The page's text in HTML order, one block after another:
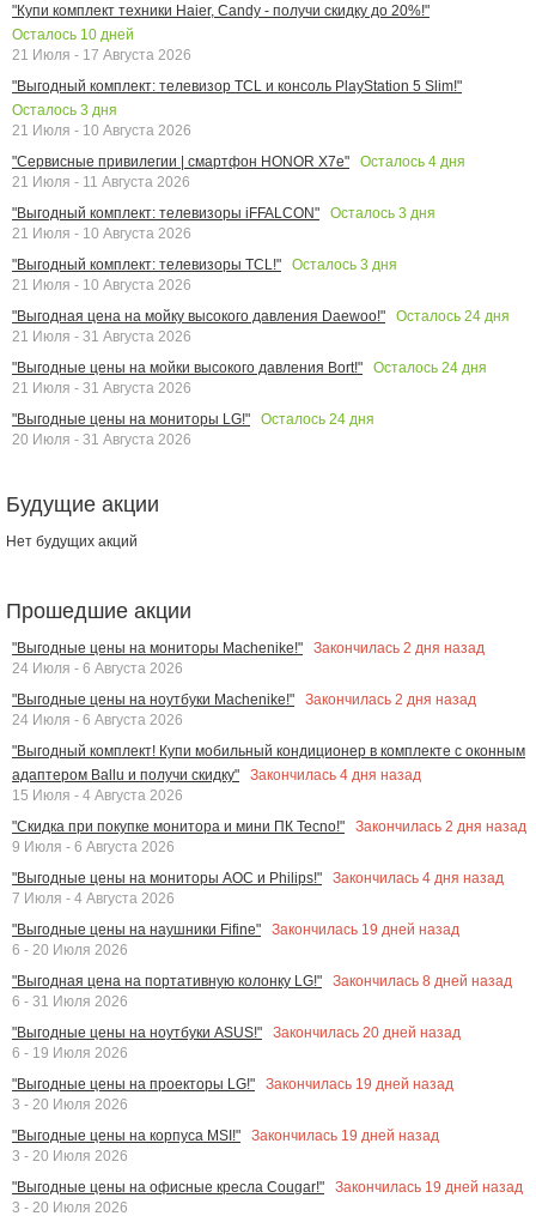
"Купи комплект техники Haier, Candy - получи скидку до 20%!"
Осталось 10 дней
21 Июля - 17 Августа 2026
"Выгодный комплект: телевизор TCL и консоль PlayStation 5 Slim!"
Осталось 3 дня
21 Июля - 10 Августа 2026
"Сервисные привилегии | смартфон HONOR X7e"
Осталось 4 дня
21 Июля - 11 Августа 2026
"Выгодный комплект: телевизоры iFFALCON"
Осталось 3 дня
21 Июля - 10 Августа 2026
"Выгодный комплект: телевизоры TCL!"
Осталось 3 дня
21 Июля - 10 Августа 2026
"Выгодная цена на мойку высокого давления Daewoo!"
Осталось 24 дня
21 Июля - 31 Августа 2026
"Выгодные цены на мойки высокого давления Bort!"
Осталось 24 дня
21 Июля - 31 Августа 2026
"Выгодные цены на мониторы LG!"
Осталось 24 дня
20 Июля - 31 Августа 2026
Будущие акции
Нет будущих акций
Прошедшие акции
"Выгодные цены на мониторы Machenike!" Закончилась 2 дня назад
24 Июля - 6 Августа 2026
"Выгодные цены на ноутбуки Machenike!"
Закончилась 2 дня назад
24 Июля - 6 Августа 2026
"Выгодный комплект! Купи мобильный кондиционер в комплекте с оконным
адаптером Ballu и получи скидку"
Закончилась 4 дня назад
15 Июля - 4 Августа 2026
"Скидка при покупке монитора и мини ПК Tecno!"
Закончилась 2 дня назад
9 Июля - 6 Августа 2026
"Выгодные цены на мониторы AOC и Philips!"
Закончилась 4 дня назад
7 Июля - 4 Августа 2026
"Выгодные цены на наушники Fifine"
Закончилась 19 дней назад
6 - 20 Июля 2026
"Выгодная цена на портативную колонку LG!"
Закончилась 8 дней назад
6 - 31 Июля 2026
"Выгодные цены на ноутбуки ASUS!"
Закончилась 20 дней назад
6 - 19 Июля 2026
"Выгодные цены на проекторы LG!"
Закончилась 19 дней назад
3 - 20 Июля 2026
"Выгодные цены на корпуса MSI!"
Закончилась 19 дней назад
3 - 20 Июля 2026
"Выгодные цены на офисные кресла Cougar!"
Закончилась 19 дней назад
3 - 20 Июля 2026